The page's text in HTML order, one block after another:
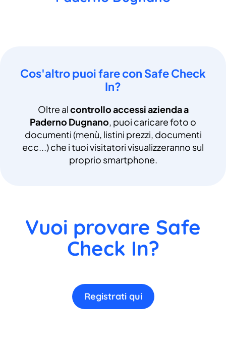
Cos'altro puoi fare con Safe Check
In?
Oltre alcontrollo accessi azienda a
Paderno Dugnano, puoi caricare foto o
documenti (menù, listini prezzi, documenti
ecc...) che i tuoi visitatori visualizzeranno sul
proprio smartphone.
Vuoi provare Safe
Check In?
Registrati qui